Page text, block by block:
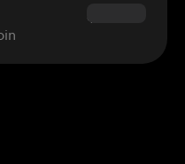
$180.00